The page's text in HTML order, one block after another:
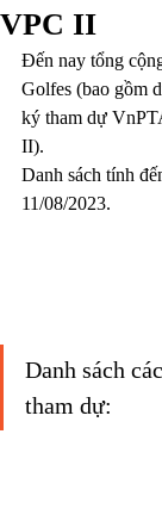
VPC II
Đến nay tổng
Golfes (bao gồm
ký tham dự
II).
Danh sách tính
11/08/2023.
Danh sách
tham dự: